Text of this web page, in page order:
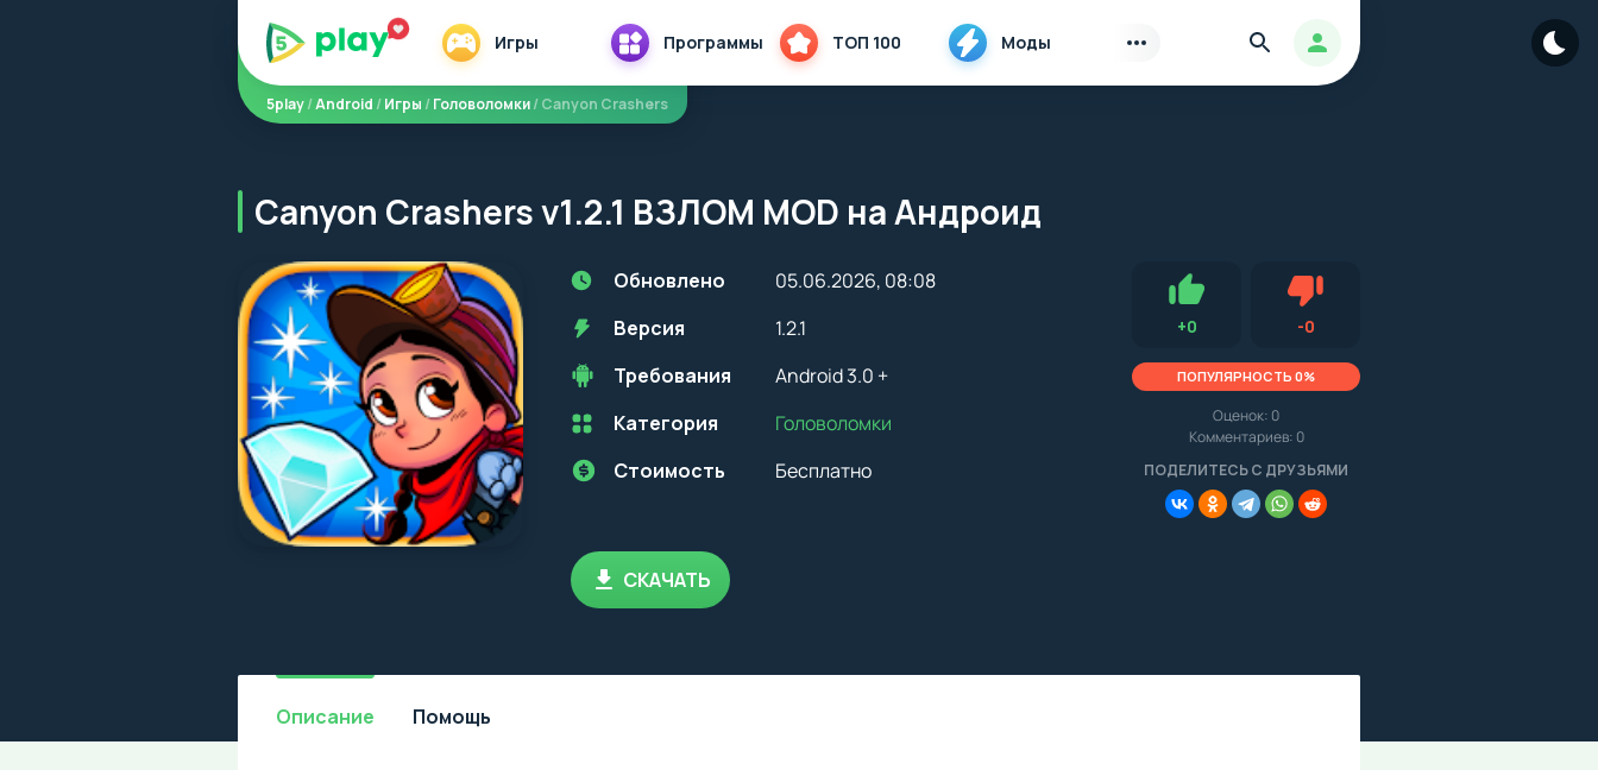
Игры Программы ТОП 100 Моды Авторизация
Найти
5play/Android /Игры /Головоломки/ Canyon Crashers
Canyon Crashers v1.2.1 ВЗЛОМ MOD на Андроид
Обновлено
05.06.2026, 08:08
Версия
1.2.1
Требования
Android 3.0 +
Перед установкой приложения на устройство с Android, стоит
учитывать версию OS. Мы всегда указываем минимальные
Категория
Головоломки
Стоимость
Бесплатно
+0Нравится -0Не нравится (0.0, 0, 15611)
ПОПУЛЯРНОСТЬ 0%
Оценок: 0
Комментариев: 0
СКАЧАТЬ
Описание Помощь